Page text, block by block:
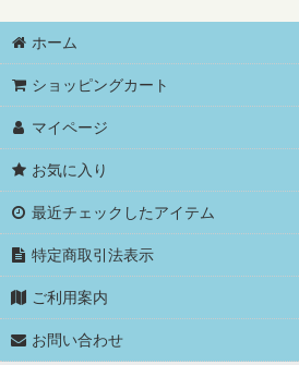
ホーム
ショッピングカート
マイページ
お気に入り
最近チェックしたアイテム
特定商取引法表示
ご利用案内
お問い合わせ